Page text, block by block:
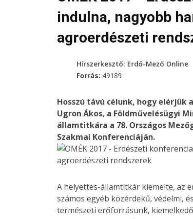
indulna, nagyobb
agroerdészeti
Hírszerkesztő: Erdő-Mező Online
Forrás: 49189
Hosszú távú célunk, hogy
Ugron Ákos, a Földművelésügyi
államtitkára a 78. Országos
Szakmai Konferenciáján.
A helyettes-államtitkár kiemelte, az
számos egyéb közérdekű, védelmi,
természeti erőforrásunk,